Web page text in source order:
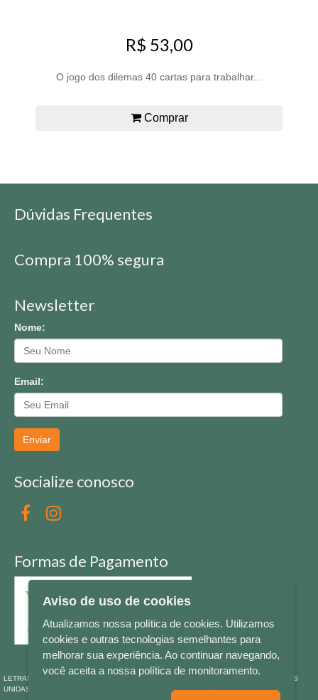
R$ 53,00
O jogo dos dilemas 40 cartas para trabalhar...
Comprar
Dúvidas Frequentes
Compra 100% segura
Newsletter
Nome:
Email:
Enviar
Socialize conosco
Formas de Pagamento
LETRAS & CIA - CNPJ n° 88.587.548/0001-20 - Térreo Bourbon Shopping - AV. NAÇÕES
UNIDAS , 2001 - Lojas 1064/1065 - RIO BRANCO - - NOVO HAMBURGO - RS
Aviso de uso de cookies
Atualizamos nossa política de cookies. Utilizamos
cookies e outras tecnologias semelhantes para
melhorar sua experiência. Ao continuar navegando,
você aceita a nossa política de monitoramento.